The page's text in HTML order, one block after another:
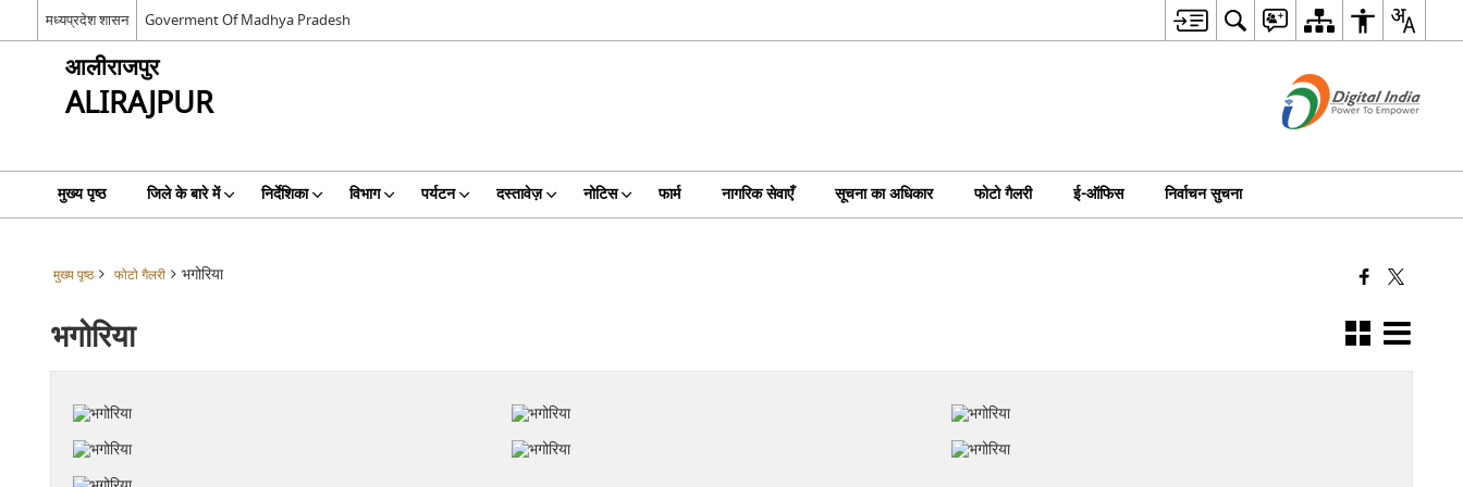
मध्यप्रदेश शासन Goverment Of Madhya Pradesh
आलीराजपुर
ALIRAJPUR
मुख्य पृष्ठ जिले के बारे में निर्देशिका विभाग पर्यटन दस्तावेज़ नोटिस फार्म नागरिक सेवाएँ सूचना का अधिकार फोटो गैलरी ई-ऑफिस निर्वाचन सुचना
मुख्य पृष्ठ फोटो गैलरी भगोरिया
भगोरिया